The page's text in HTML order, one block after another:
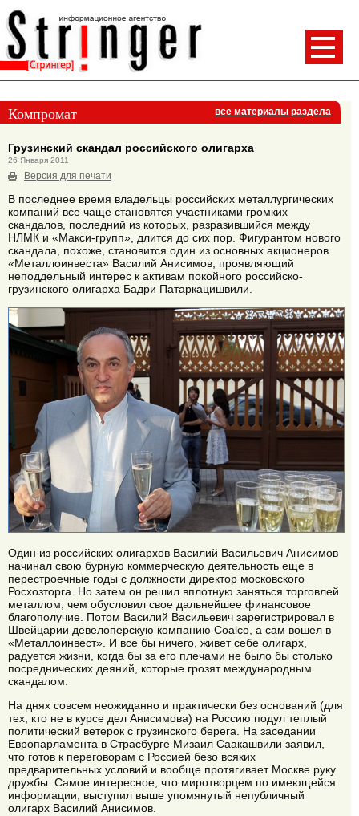
Компромат все материалы раздела
Грузинский скандал российского олигарха
26 Января 2011
Версия для печати
В последнее время владельцы российских металлургических
компаний все чаще становятся участниками громких
скандалов, последний из которых, разразившийся между
НЛМК и «Макси-групп», длится до сих пор. Фигурантом нового
скандала, похоже, становится один из основных акционеров
«Металлоинвеста» Василий Анисимов, проявляющий
неподдельный интерес к активам покойного российско-
грузинского олигарха Бадри Патаркацишвили.
Один из российских олигархов Василий Васильевич Анисимов
начинал свою бурную коммерческую деятельность еще в
перестроечные годы с должности директор московского
Росхозторга. Но затем он решил вплотную заняться торговлей
металлом, чем обусловил свое дальнейшее финансовое
благополучие. Потом Василий Васильевич зарегистрировал в
Швейцарии девелоперскую компанию Coalco, а сам вошел в
«Металлоинвест». И все бы ничего, живет себе олигарх,
радуется жизни, когда бы за его плечами не было бы столько
посреднических деяний, которые грозят международным
скандалом.
На днях совсем неожиданно и практически без оснований (для
тех, кто не в курсе дел Анисимова) на Россию подул теплый
политический ветерок с грузинского берега. На заседании
Европарламента в Страсбурге Мизаил Саакашвили заявил,
что готов к переговорам с Россией безо всяких
предварительных условий и вообще протягивает Москве руку
дружбы. Самое интересное, что миротворцем по имеющейся
информации, выступил выше упомянутый непубличный
олигарх Василий Анисимов.